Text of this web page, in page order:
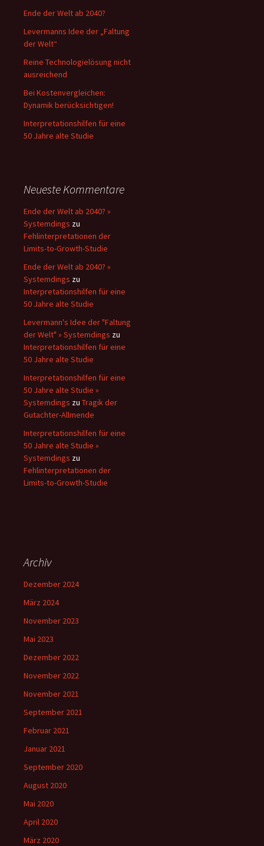
Ende der Welt ab 2040?
Levermanns Idee der „Faltung
der Welt“
Reine Technologielösung nicht
ausreichend
Bei Kostenvergleichen:
Dynamik berücksichtigen!
Interpretationshilfen für eine
50 Jahre alte Studie
Neueste Kommentare
Ende der Welt ab 2040? »
Systemdings zu
Fehlinterpretationen der
Limits-to-Growth-Studie
Ende der Welt ab 2040? »
Systemdings zu
Interpretationshilfen für eine
50 Jahre alte Studie
Levermann's Idee der "Faltung
der Welt" » Systemdings zu
Interpretationshilfen für eine
50 Jahre alte Studie
Interpretationshilfen für eine
50 Jahre alte Studie »
Systemdings zu Tragik der
Gutachter-Allmende
Interpretationshilfen für eine
50 Jahre alte Studie »
Systemdings zu
Fehlinterpretationen der
Limits-to-Growth-Studie
Archiv
Dezember 2024
März 2024
November 2023
Mai 2023
Dezember 2022
November 2022
November 2021
September 2021
Februar 2021
Januar 2021
September 2020
August 2020
Mai 2020
April 2020
März 2020